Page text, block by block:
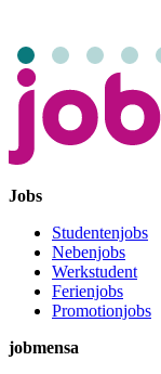
Jobs
Studentenjobs
Nebenjobs
Werkstudent
Ferienjobs
Promotionjobs
jobmensa